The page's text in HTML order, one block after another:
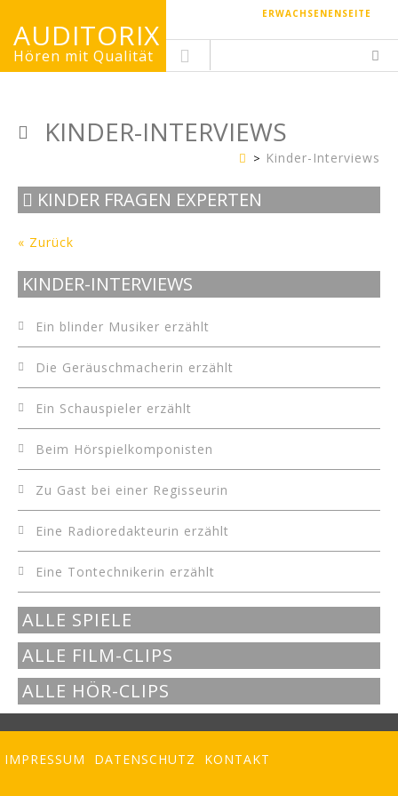
ERWACHSENENSEITE
AUDITORIX
Hören mit Qualität
KINDER-INTERVIEWS
KinderseiteKinder-Interviews
KINDER FRAGEN EXPERTEN
« Zurück
KINDER-INTERVIEWS
Ein blinder Musiker erzählt
Die Geräuschmacherin erzählt
Ein Schauspieler erzählt
Beim Hörspielkomponisten
Zu Gast bei einer Regisseurin
Eine Radioredakteurin erzählt
Eine Tontechnikerin erzählt
ALLE SPIELE
ALLE FILM-CLIPS
ALLE HÖR-CLIPS
IMPRESSUM DATENSCHUTZ KONTAKT